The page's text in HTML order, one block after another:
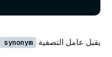
يقبل عامل التصفية synonym